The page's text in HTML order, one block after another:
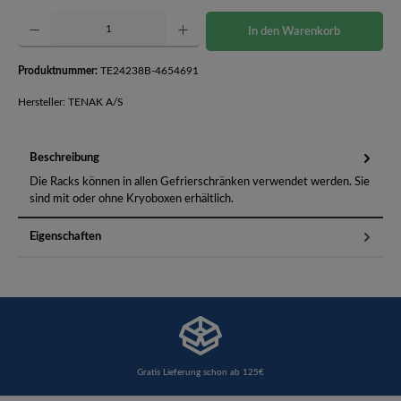
Produkt Anzahl: Gib den gewünschten Wert ein oder benutze die Schaltflächen um die
In den Warenkorb
Produktnummer: TE24238B-4654691
Hersteller: TENAK A/S
Beschreibung
Die Racks können in allen Gefrierschränken verwendet werden. Sie
sind mit oder ohne Kryoboxen erhältlich.
Eigenschaften
Gratis Lieferung schon ab 125€